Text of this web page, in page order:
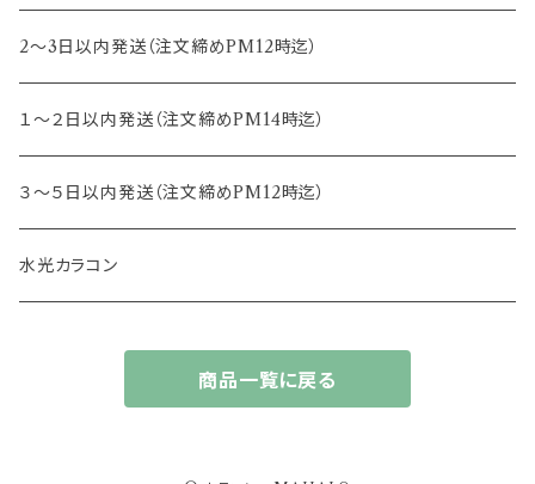
14.4mm
13.3mm
13.4mm
13.5mm
13.6mm
8.5mm
トパーズ
キャンディーマジック
レヴィア
チュチュ
2～3日以内発送（注文締めPM12時迄）
１～２日以内発送（注文締めPM14時迄）
３～５日以内発送（注文締めPM12時迄）
水光カラコン
商品一覧に戻る